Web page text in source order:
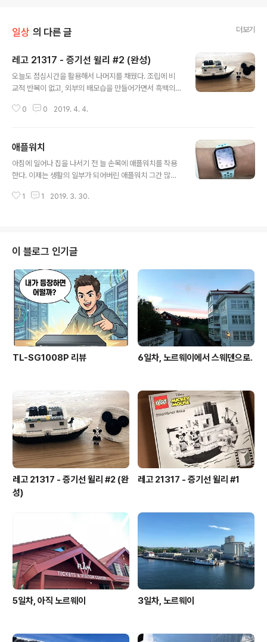
일상 의 다른 글 더보기
레고 21317 - 증기선 윌리 #2 (완성)
오늘도 점심시간을 활용해서 나머지를 채웠다. 조립에 비
교적 반복이 없고, 외부의 배모습을 만들어가면서 흑백의
체 조립 소요시간은 한시간 반 정도 걸린 것 같다. (751 bri
0 0 2019. 4. 4.
애플워치
아침에 일어나 집을 나서기 전 늘 손목에 애플워치를 착용
한다. 이제는 생활의 일부가 되어버린 애플워치 그간 많은
고 생각하고 관심에서 멀리해두고 지냈었다. 손목에 뭔가
했고(살이 찌기 시작했고) 생존에 필수적인 움직임이 아닌
잉여로운 움직임에 대한 필요성을 느끼기 시작했었다. 어
떤 블로그였을까, 애플워치의 기본 기능 중 하나인 일어서
기에 대해 알게 되었는데, (참고:1시간 동안 애플워치의 높
이가 변화가 없으면 일어나서 움직이세요 하고 알림을 줌)
한 시간에 한 번씩이라도 일어서는 걸 감..
1 1 2019. 3. 30.
이 블로그 인기글
TL-SG1008P 리뷰 6일차, 노르웨이에서 스웨덴으로.
레고 21317 - 증기선 윌리 #2 (완
성)
레고 21317 - 증기선 윌리 #1
5일차, 아직 노르웨이 3일차, 노르웨이